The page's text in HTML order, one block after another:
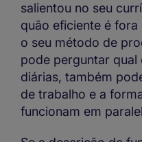
salientou no seu
quão eficiente é
o seu método de
pode perguntar qual
diárias, também
de trabalho e a
funcionam em